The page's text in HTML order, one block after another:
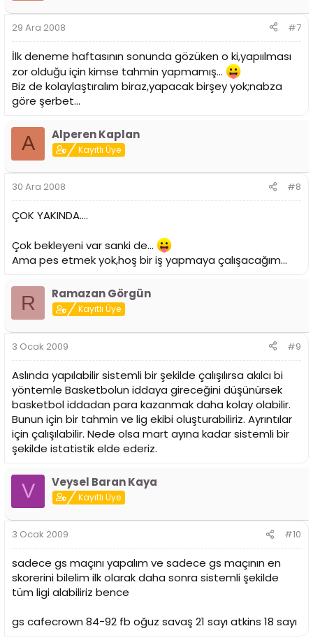
29 Ara 2008 #7
İlk deneme haftasının sonunda gözüken o ki,yapıılması
zor olduğu için kimse tahmin yapmamış...
Biz de kolaylaştıralım biraz,yapacak birşey yok;nabza
göre şerbet...
A Alperen Kaplan
Kayıtlı Üye
30 Ara 2008 #8
ÇOK YAKINDA....
Çok bekleyeni var sanki de...
Ama pes etmek yok,hoş bir iş yapmaya çalışacağım...
R Ramazan Görgün
Kayıtlı Üye
3 Ocak 2009 #9
Aslında yapılabilir sistemli bir şekilde çalışılırsa akılcı bi
yöntemle Basketbolun iddaya gireceğini düşünürsek
basketbol iddadan para kazanmak daha kolay olabilir.
Bunun için bir tahmin ve lig ekibi oluşturabiliriz. Ayrıntılar
için çalışılabilir. Nede olsa mart ayına kadar sistemli bir
şekilde istatistik elde ederiz.
V Veysel Baran Kaya
Kayıtlı Üye
3 Ocak 2009 #10
sadece gs maçını yapalım ve sadece gs maçının en
skorerini bilelim ilk olarak daha sonra sistemli şekilde
tüm ligi alabiliriz bence
gs cafecrown 84-92 fb oğuz savaş 21 sayı atkins 18 sayı